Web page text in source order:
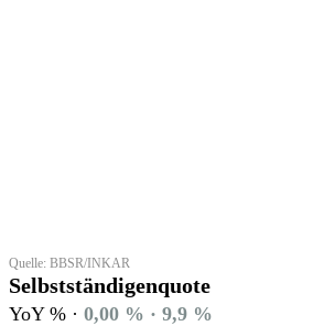
Quelle: BBSR/INKAR
Selbstständigenquote
YoY % · 0,00 % · 9,9 %